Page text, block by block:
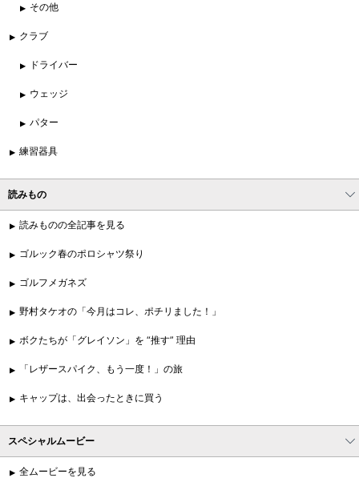
その他
クラブ
ドライバー
ウェッジ
パター
練習器具
読みもの
読みものの全記事を見る
ゴルック春のポロシャツ祭り
ゴルフメガネズ
野村タケオの「今月はコレ、ポチリました！」
ボクたちが「グレイソン」を “推す” 理由
「レザースパイク、もう一度！」の旅
キャップは、出会ったときに買う
スペシャルムービー
全ムービーを見る